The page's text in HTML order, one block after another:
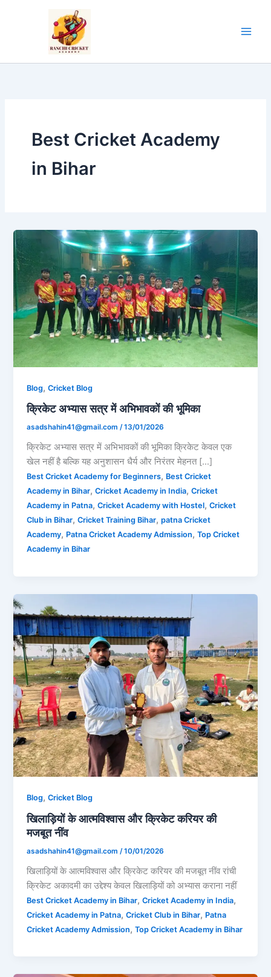
Best Cricket Academy
in Bihar
Blog,Cricket Blog
क्रिकेट अभ्यास सत्र में अभिभावकों की भूमिका
asadshahin41@gmail.com/13/01/2026
क्रिकेट अभ्यास सत्र में अभिभावकों की भूमिका क्रिकेट केवल एक
खेल नहीं है बल्कि यह अनुशासन धैर्य और निरंतर मेहनत […]
Best Cricket Academy for Beginners, Best Cricket
Academy in Bihar,Cricket Academy in India,Cricket
Academy in Patna,Cricket Academy with Hostel,Cricket
Club in Bihar,Cricket Training Bihar,patna Cricket
Academy, Patna Cricket Academy Admission,Top Cricket
Academy in Bihar
Blog,Cricket Blog
खिलाड़ियों के आत्मविश्वास और क्रिकेट करियर की
मजबूत नींव
asadshahin41@gmail.com /10/01/2026
खिलाड़ियों के आत्मविश्वास और क्रिकेट करियर की मजबूत नींव रांची
क्रिकेट अकादमी का उद्देश्य केवल खिलाड़ियों को अभ्यास कराना नहीं
Best Cricket Academy in Bihar,Cricket Academy in India,
Cricket Academy in Patna,Cricket Club in Bihar, Patna
Cricket Academy Admission,Top Cricket Academy in Bihar